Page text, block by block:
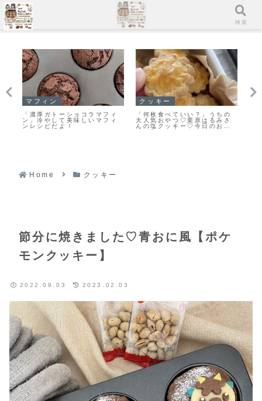
マフィン
「濃厚ガトーショコラマフィ
ン」冷やして美味しいマフィ
ンレシピだよ！
クッキー
「何枚食べていい？」うちの
大人気おやつ♡栗原はるみさ
んの塩クッキー♡今日のおや
つは塩クッキーだよ！
Home クッキー
節分に焼きました♡青おに風【ポケ
モンクッキー】
2022.09.03 2023.02.03
メニュー 検索